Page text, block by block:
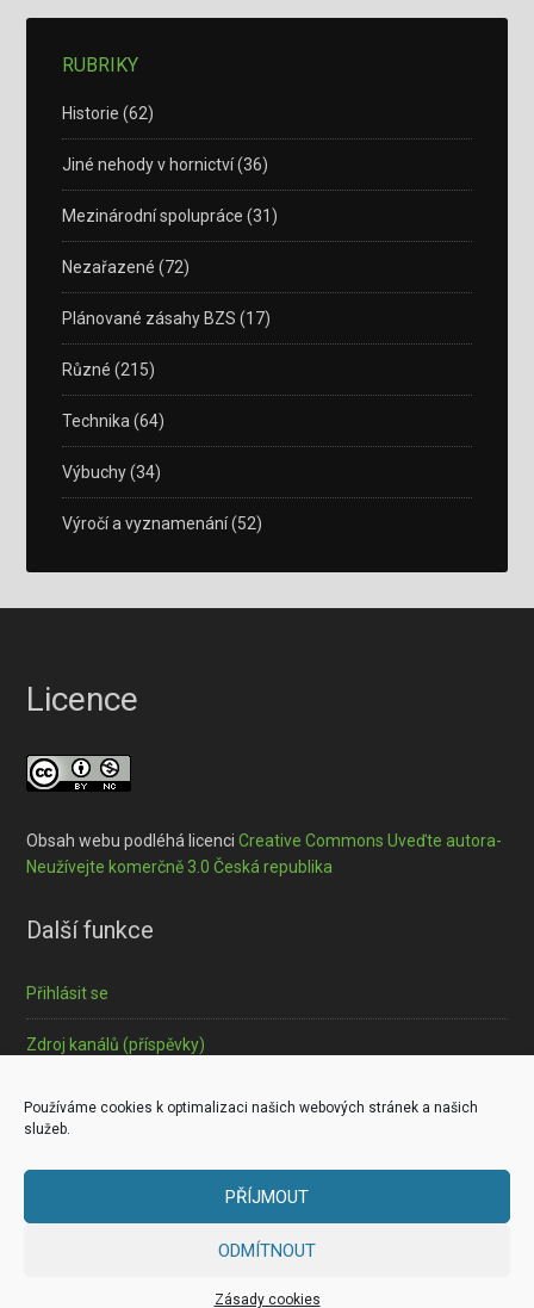
Používáme cookies k optimalizaci našich webových stránek a našich
služeb.
PŘÍJMOUT
ODMÍTNOUT
Zásady cookies
RUBRIKY
Historie (62)
Jiné nehody v hornictví(36)
Mezinárodní spolupráce (31)
Nezařazené (72)
Plánované zásahy BZS (17)
Různé (215)
Technika (64)
Výbuchy(34)
Výročí a vyznamenání(52)
Licence
Obsah webu podléhá licenciCreative Commons Uveďte autora-
Neužívejte komerčně 3.0 Česká republika
Další funkce
Přihlásit se
Zdroj kanálů (příspěvky)
Outreach Pro on